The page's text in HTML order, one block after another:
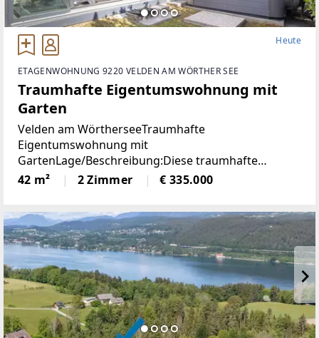
Heute
ETAGENWOHNUNG 9220 VELDEN AM WÖRTHER SEE
Traumhafte Eigentumswohnung mit
Garten
Velden am WörtherseeTraumhafte
Eigentumswohnung mit
GartenLage/Beschreibung:Diese traumhafte
Gartenwohnung liegt nur 800 Meter vom Zentrum
Veldens entfernt und bietet eine perfekte
Dank der westlichen
42 m² 2 Zimmer € 335.000